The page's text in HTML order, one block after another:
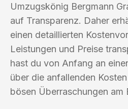
Umzugskönig Bergmann
auf Transparenz. Daher
einen detaillierten
Leistungen und Preise
hast du von Anfang an
über die anfallenden
bösen Überraschungen am